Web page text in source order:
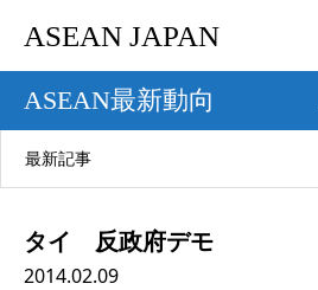
ASEAN JAPAN
ASEAN最新動向
最新記事
タイ 反政府デモ
2014.02.09